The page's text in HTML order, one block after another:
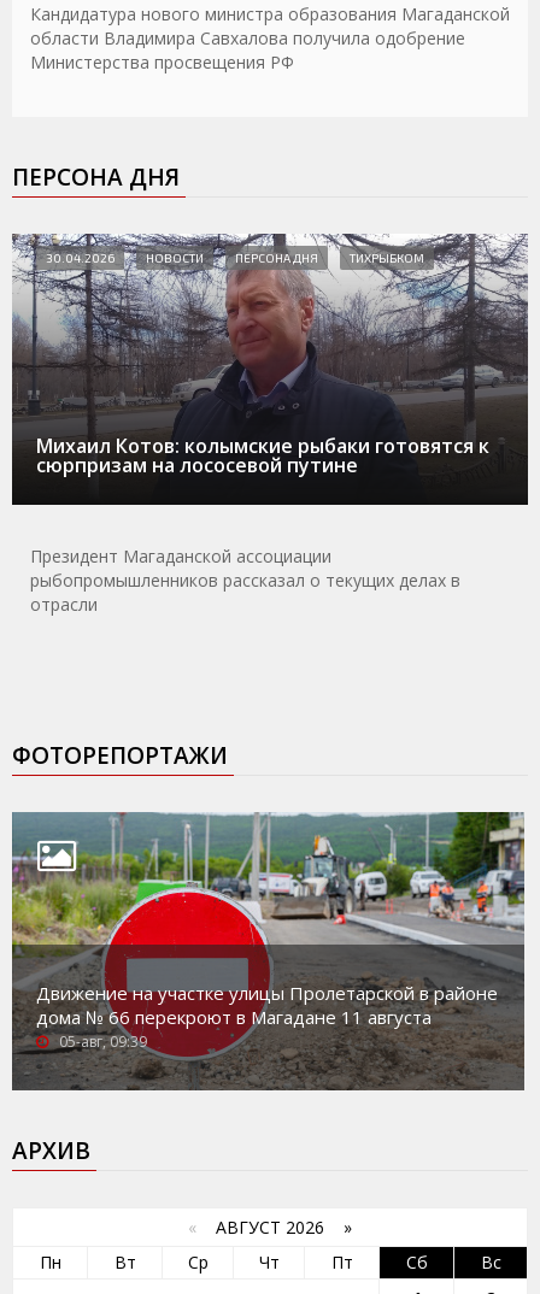
Кандидатура нового министра образования Магаданской
области Владимира Савхалова получила одобрение
Министерства просвещения РФ
ПЕРСОНА ДНЯ
Михаил Котов: колымские рыбаки готовятся к
сюрпризам на лососевой путине
30.04.2026 НОВОСТИ ПЕРСОНА ДНЯ ТИХРЫБКОМ
Президент Магаданской ассоциации
рыбопромышленников рассказал о текущих делах в
отрасли
ФОТОРЕПОРТАЖИ
Движение на участке улицы Пролетарской в районе
дома № 66 перекроют в Магадане 11 августа
05-авг, 09:39
АРХИВ
« АВГУСТ 2026 »
Пн
Вт Ср Чт Пт Сб
Вс